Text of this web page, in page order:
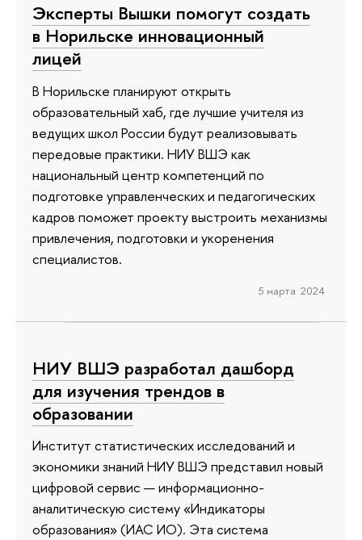
Эксперты Вышки помогут создать
в Норильске инновационный
лицей
В Норильске планируют открыть
образовательный хаб, где лучшие учителя из
ведущих школ России будут реализовывать
передовые практики. НИУ ВШЭ как
национальный центр компетенций по
подготовке управленческих и педагогических
кадров поможет проекту выстроить механизмы
привлечения, подготовки и укоренения
специалистов.
5 марта 2024
НИУ ВШЭ разработал дашборд
для изучения трендов в
образовании
Институт статистических исследований и
экономики знаний НИУ ВШЭ представил новый
цифровой сервис — информационно-
аналитическую систему «Индикаторы
образования» (ИАС ИО). Эта система